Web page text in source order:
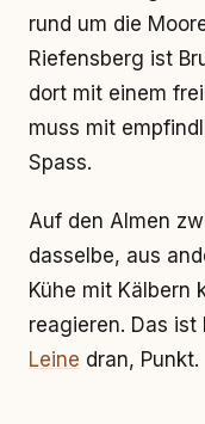
rund um die
Riefensberg ist
dort mit einem
muss mit
Spass.
Auf den Almen
dasselbe, aus
Kühe mit Kälbern
reagieren. Das ist
Leine dran, Punkt.